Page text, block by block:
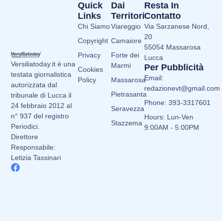
Versiliatoday.it è una
testata giornalistica
autorizzata dal
tribunale di Lucca il
24 febbraio 2012 al
n° 937 del registro
Periodici.
Direttore
Responsabile:
Letizia Tassinari
Dai
Territori
Viareggio
Camaiore
Forte dei
Marmi
Massarosa
Pietrasanta
Seravezza
Stazzema
Quick
Links
Chi Siamo
Copyright
Privacy
Cookies
Policy
Resta In
Contatto
Via Sarzanese Nord,
20
55054 Massarosa
Lucca
Per Pubblicità
Email:
redazionevt@gmail.com
Phone: 393-3317601
Hours: Lun-Ven
9:00AM - 5:00PM